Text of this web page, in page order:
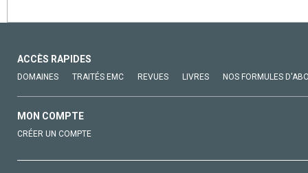
ACCÈS RAPIDES
DOMAINES TRAITÉS EMC REVUES LIVRES NOS FORMULES
MON COMPTE
CRÉER UN COMPTE